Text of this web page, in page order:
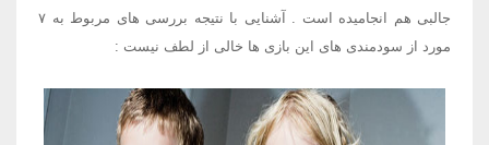
جالبی هم انجامیده است . آشنایی با نتیجه بررسی های مربوط به ۷
مورد از سودمندی های این بازی ها خالی از لطف نیست :